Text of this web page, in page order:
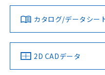
ダウンロードデータをご利
みください。
ソフトウェアの使用条件
対応済み
中国 RoHS 注意事項・凡
LR型式承認
（イギリス
船舶規格）
DNV型式
（ノルウ
No No
カタログ/データシー
2D CADデータ